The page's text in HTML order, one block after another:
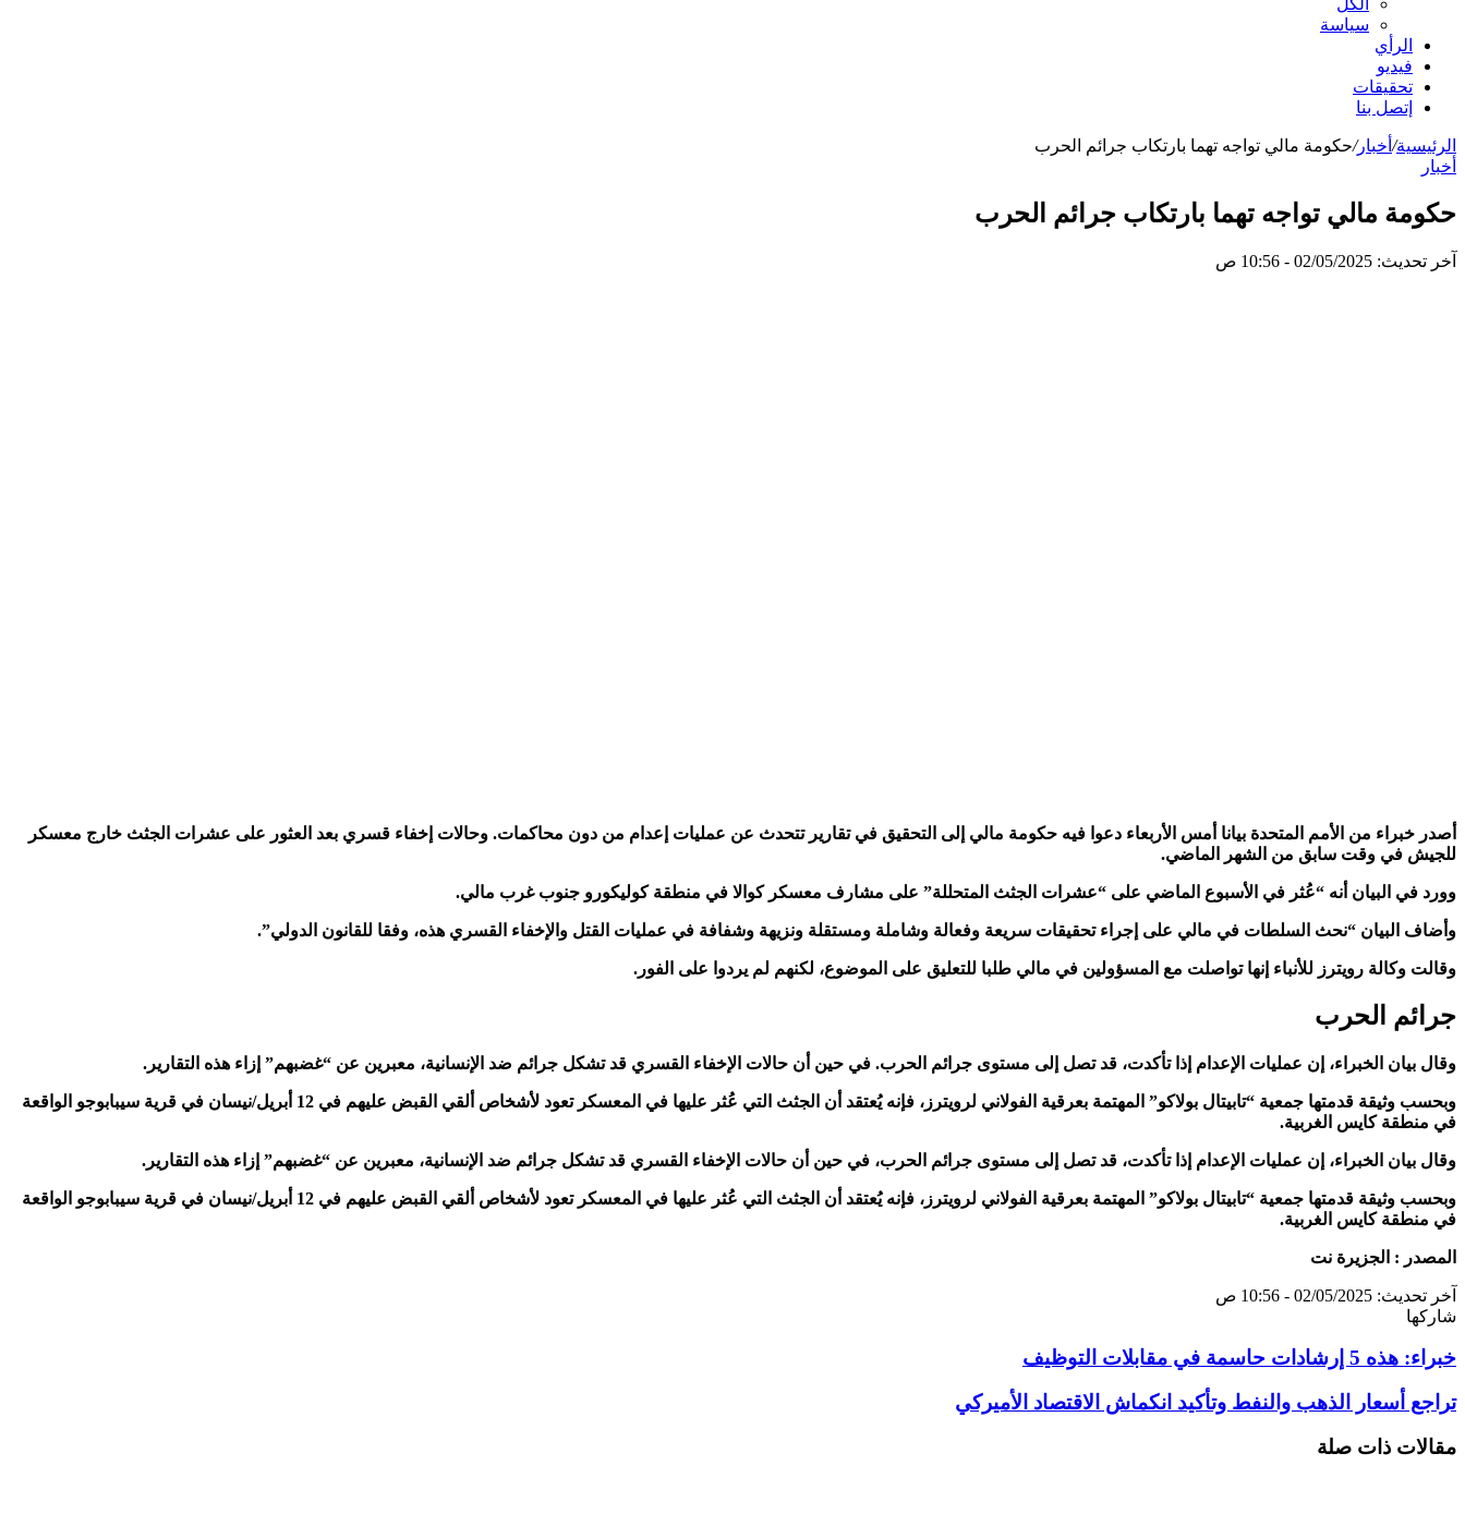
الكل
سياسة
الرأي
فيديو
تحقيقات
إتصل بنا
الرئيسية/ أخبار/حكومة مالي تواجه تهما بارتكاب جرائم الحرب
أخبار
حكومة مالي تواجه تهما بارتكاب جرائم الحرب
آخر تحديث: 02/05/2025 - 10:56 ص
أصدر خبراء من الأمم المتحدة بيانا أمس الأربعاء دعوا فيه حكومة مالي إلى التحقيق في تقارير تتحدث عن عمليات إعدام من دون محاكمات. وحالات إخفاء قسري بعد العثور على عشرات الجثث خارج معسكر
للجيش في وقت سابق من الشهر الماضي.
وورد في البيان أنه “عُثر في الأسبوع الماضي على “عشرات الجثث المتحللة” على مشارف معسكر كوالا في منطقة كوليكورو جنوب غرب مالي.
وأضاف البيان “نحث السلطات في مالي على إجراء تحقيقات سريعة وفعالة وشاملة ومستقلة ونزيهة وشفافة في عمليات القتل والإخفاء القسري هذه، وفقا للقانون الدولي”.
وقالت وكالة رويترز للأنباء إنها تواصلت مع المسؤولين في مالي طلبا للتعليق على الموضوع، لكنهم لم يردوا على الفور.
جرائم الحرب
وقال بيان الخبراء، إن عمليات الإعدام إذا تأكدت، قد تصل إلى مستوى جرائم الحرب. في حين أن حالات الإخفاء القسري قد تشكل جرائم ضد الإنسانية، معبرين عن “غضبهم” إزاء هذه التقارير.
وبحسب وثيقة قدمتها جمعية “تابيتال بولاكو” المهتمة بعرقية الفولاني لرويترز، فإنه يُعتقد أن الجثث التي عُثر عليها في المعسكر تعود لأشخاص ألقي القبض عليهم في 12 أبريل/نيسان في قرية سيبابوجو الواقعة
في منطقة كايس الغربية.
وقال بيان الخبراء، إن عمليات الإعدام إذا تأكدت، قد تصل إلى مستوى جرائم الحرب، في حين أن حالات الإخفاء القسري قد تشكل جرائم ضد الإنسانية، معبرين عن “غضبهم” إزاء هذه التقارير.
وبحسب وثيقة قدمتها جمعية “تابيتال بولاكو” المهتمة بعرقية الفولاني لرويترز، فإنه يُعتقد أن الجثث التي عُثر عليها في المعسكر تعود لأشخاص ألقي القبض عليهم في 12 أبريل/نيسان في قرية سيبابوجو الواقعة
في منطقة كايس الغربية.
المصدر : الجزيرة نت
آخر تحديث: 02/05/2025 - 10:56 ص
شاركها
عبر
خبراء: هذه 5 إرشادات حاسمة في مقابلات التوظيف
تراجع أسعار الذهب والنفط وتأكيد انكماش الاقتصاد الأميركي
مقالات ذات صلة